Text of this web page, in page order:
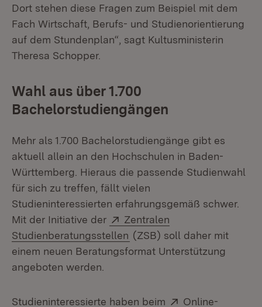
Dort stehen diese Fragen zum Beispiel mit dem
Fach Wirtschaft, Berufs- und Studienorientierung
auf dem Stundenplan“, sagt Kultusministerin
Theresa Schopper.
Wahl aus über 1.700
Bachelorstudiengängen
Mehr als 1.700 Bachelorstudiengänge gibt es
aktuell allein an den Hochschulen in Baden-
Württemberg. Hieraus die passende Studienwahl
für sich zu treffen, fällt vielen
Studieninteressierten erfahrungsgemäß schwer.
Mit der Initiative der
Extern:
Zentralen
Studienberatungsstellen (Öffnet in neuem Fenster)
(ZSB) soll daher mit
einem neuen Beratungsformat Unterstützung
angeboten werden.
Studieninteressierte haben beim Extern:
Online-